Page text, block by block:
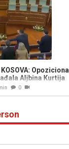
Opoziciona
Aljbina Kurtija
0